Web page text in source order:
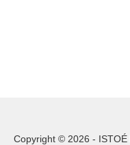
Copyright © 2026 - ISTOÉ